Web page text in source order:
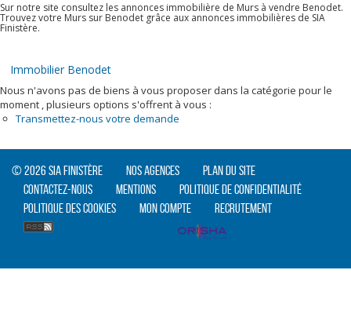
Sur notre site consultez les annonces immobilière de Murs à vendre Benodet.
Trouvez votre Murs sur Benodet grâce aux annonces immobilières de SIA
Finistère.
Immobilier Benodet
Nous n'avons pas de biens à vous proposer dans la catégorie pour le
moment , plusieurs options s'offrent à vous :
Transmettez-nous votre demande
© 2026 SIA Finistère Nos agences
Plan du site
Contactez-nous
Mentions
Politique de confidentialité
Politique des cookies
Mon compte Recrutement